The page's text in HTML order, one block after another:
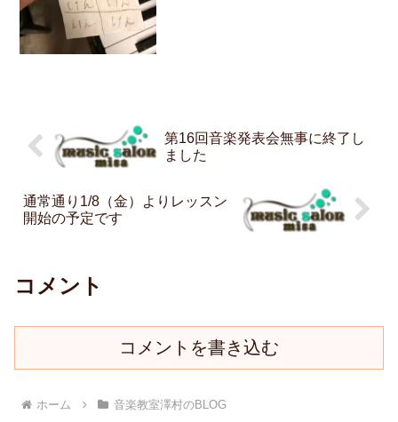
第16回音楽発表会無事に終了し
ました
通常通り1/8（金）よりレッスン
開始の予定です
コメント
コメントを書き込む
ホーム 音楽教室澤村のBLOG